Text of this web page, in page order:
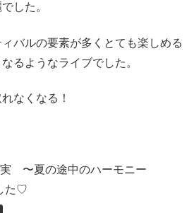
した。
バルの要素が多くとても楽しめる
るようなライブでした。
なくなる！
〜夏の途中のハーモニー
た♡